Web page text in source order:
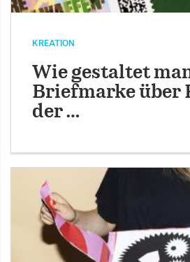
KREATION
Wie gestaltet
Briefmarke über
der …